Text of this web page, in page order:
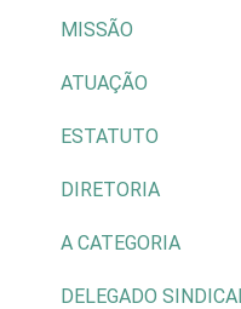
MISSÃO
ATUAÇÃO
ESTATUTO
DIRETORIA
A CATEGORIA
DELEGADO